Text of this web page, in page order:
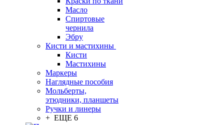
Масло
Спиртовые
чернила
Эбру
Кисти и мастихины
Кисти
Мастихины
Маркеры
Наглядные пособия
Мольберты,
этюдники, планшеты
Ручки и линеры
+ ЕЩЕ 6